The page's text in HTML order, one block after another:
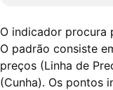
O indicador procura
O padrão consiste
preços (Linha de
(Cunha). Os pontos